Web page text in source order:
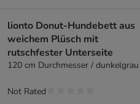
lionto Donut-Hundebett aus
weichem Plüsch mit
rutschfester Unterseite
120 cm Durchmesser / dunkelgrau
Not Rated